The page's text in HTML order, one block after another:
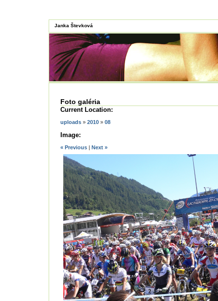
Janka Števková
Foto galéria
Current Location:
uploads » 2010 » 08
Image:
« Previous | Next »